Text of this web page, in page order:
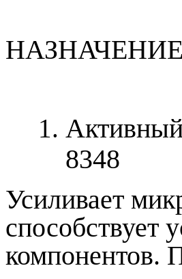
8348
Усиливает
способствует
компонентов.